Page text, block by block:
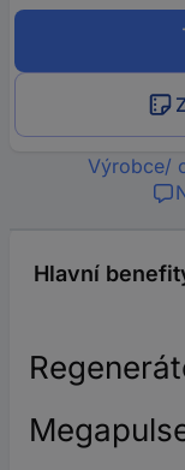
Výrobce/
Hlavní